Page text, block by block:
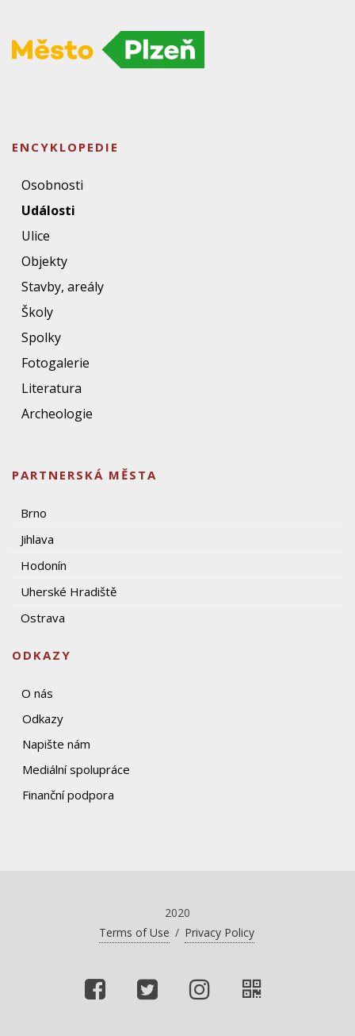
ENCYKLOPEDIE
Osobnosti
Události
Ulice
Objekty
Stavby, areály
Školy
Spolky
Fotogalerie
Literatura
Archeologie
PARTNERSKÁ MĚSTA
Brno
Jihlava
Hodonín
Uherské Hradiště
Ostrava
ODKAZY
O nás
Odkazy
Napište nám
Mediální spolupráce
Finanční podpora
2020
Terms of Use / Privacy Policy